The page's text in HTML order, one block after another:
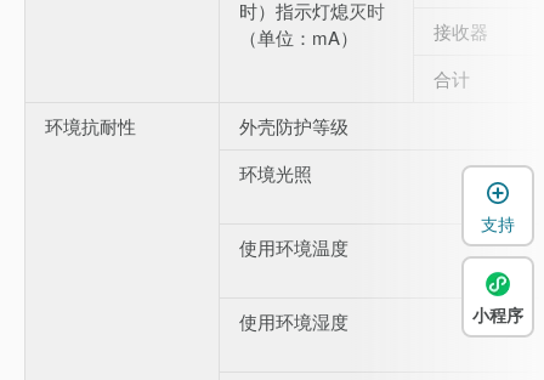
时）指示灯熄灭时
（单位：mA）
接收器
合计
环境抗耐性
外壳防护等级
环境光照
使用环境温度
使用环境湿度
支持
小程序